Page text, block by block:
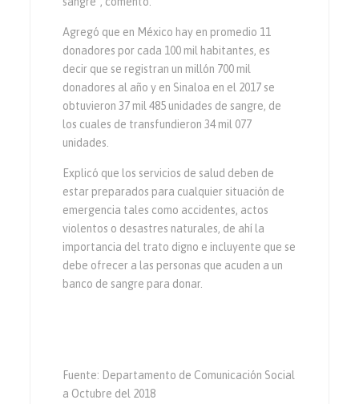
Agregó que en México hay en promedio 11
donadores por cada 100 mil habitantes, es
decir que se registran un millón 700 mil
donadores al año y en Sinaloa en el 2017 se
obtuvieron 37 mil 485 unidades de sangre, de
los cuales de transfundieron 34 mil 077
unidades.
Explicó que los servicios de salud deben de
estar preparados para cualquier situación de
emergencia tales como accidentes, actos
violentos o desastres naturales, de ahí la
importancia del trato digno e incluyente que se
debe ofrecer a las personas que acuden a un
banco de sangre para donar.
Fuente: Departamento de Comunicación Social
a Octubre del 2018